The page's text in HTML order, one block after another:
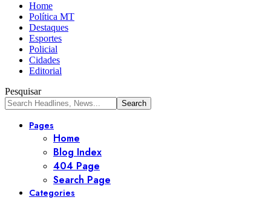
Home
Política MT
Destaques
Esportes
Policial
Cidades
Editorial
Pesquisar
Pages
Home
Blog Index
404 Page
Search Page
Categories